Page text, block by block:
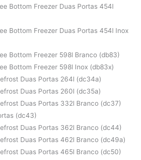
Bottom Freezer Duas Portas 454l
Bottom Freezer Duas Portas 454l Inox
Bottom Freezer 598l Branco (db83)
Bottom Freezer 598l Inox (db83x)
Duas Portas 264l (dc34a)
Duas Portas 260l (dc35a)
Duas Portas 332l Branco (dc37)
(dc43)
Duas Portas 362l Branco (dc44)
Duas Portas 462l Branco (dc49a)
Duas Portas 465l Branco (dc50)